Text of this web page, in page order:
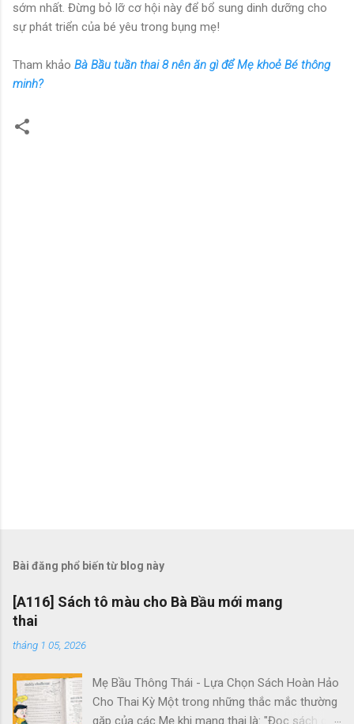
sớm nhất. Đừng bỏ lỡ cơ hội này để bổ sung dinh dưỡng cho
sự phát triển của bé yêu trong bụng mẹ!
Tham khảo Bà Bầu tuần thai 8 nên ăn gì để Mẹ khoẻ Bé thông
minh?
Bài đăng phổ biến từ blog này
[A116] Sách tô màu cho Bà Bầu mới mang
thai
tháng 1 05, 2026
Mẹ Bầu Thông Thái - Lựa Chọn Sách Hoàn Hảo
Cho Thai Kỳ Một trong những thắc mắc thường
gặp của các Mẹ khi mang thai là: "Đọc sách gì